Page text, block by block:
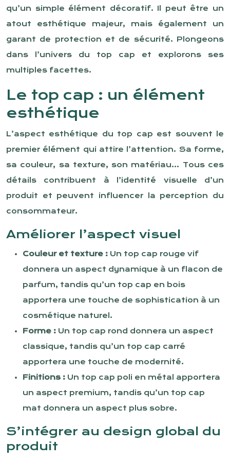
qu’un simple élément décoratif. Il peut être un
atout esthétique majeur, mais également un
garant de protection et de sécurité. Plongeons
dans l’univers du top cap et explorons ses
multiples facettes.
Le top cap : un élément
esthétique
L’aspect esthétique du top cap est souvent le
premier élément qui attire l’attention. Sa forme,
sa couleur, sa texture, son matériau… Tous ces
détails contribuent à l’identité visuelle d’un
produit et peuvent influencer la perception du
consommateur.
Améliorer l’aspect visuel
Couleur et texture : Un top cap rouge vif
donnera un aspect dynamique à un flacon de
parfum, tandis qu’un top cap en bois
apportera une touche de sophistication à un
cosmétique naturel.
Forme : Un top cap rond donnera un aspect
classique, tandis qu’un top cap carré
apportera une touche de modernité.
Finitions : Un top cap poli en métal apportera
un aspect premium, tandis qu’un top cap
mat donnera un aspect plus sobre.
S’intégrer au design global du
produit